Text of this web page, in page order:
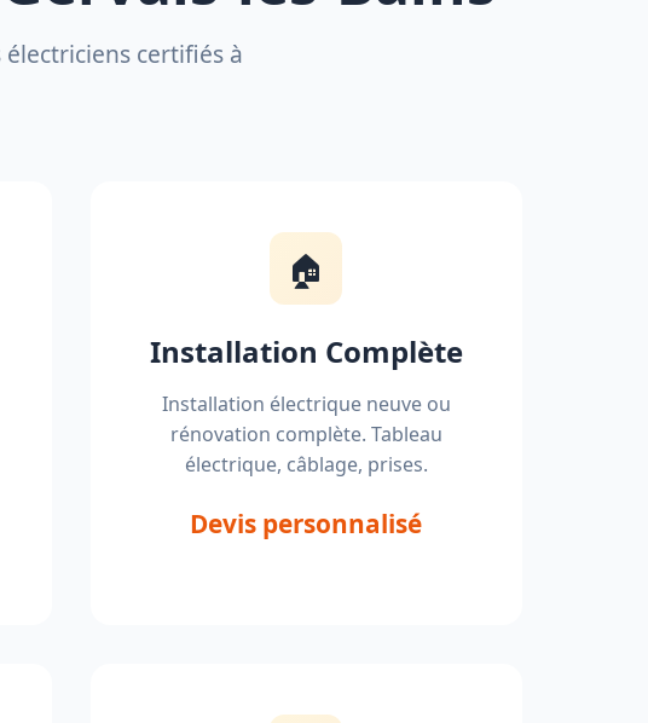
certifiés à
🏠
Installation Complète
Installation électrique neuve ou
rénovation complète. Tableau
électrique, câblage, prises.
Devis personnalisé